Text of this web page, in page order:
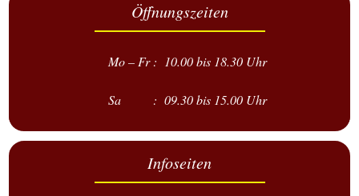
Öffnungszeiten
Mo – Fr : 10.00 bis 18.30 Uhr
Sa : 09.30 bis 15.00 Uhr
Infoseiten